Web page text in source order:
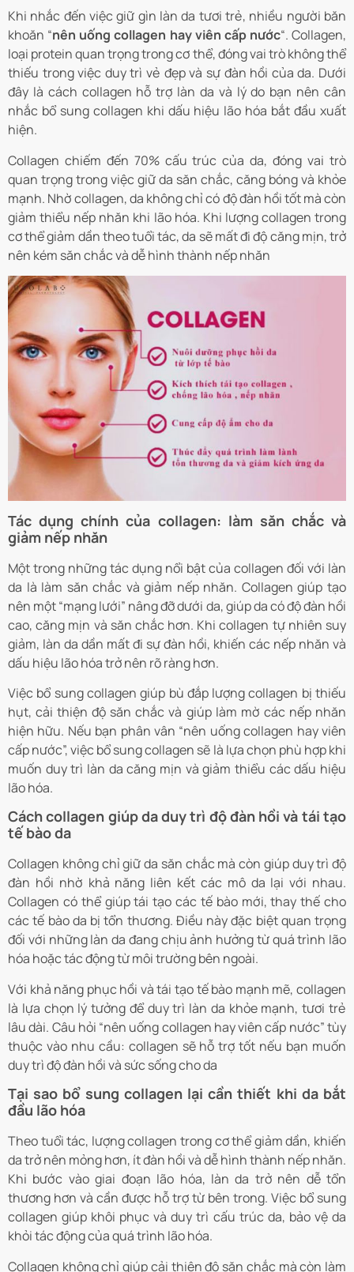
Khi nhắc đến việc giữ gìn làn da tươi trẻ, nhiều người băn
khoăn “nên uống collagen hay viên cấp nước“. Collagen,
loại protein quan trọng trong cơ thể, đóng vai trò không thể
thiếu trong việc duy trì vẻ đẹp và sự đàn hồi của da. Dưới
đây là cách collagen hỗ trợ làn da và lý do bạn nên cân
nhắc bổ sung collagen khi dấu hiệu lão hóa bắt đầu xuất
hiện.
Collagen chiếm đến 70% cấu trúc của da, đóng vai trò
quan trọng trong việc giữ da săn chắc, căng bóng và khỏe
mạnh. Nhờ collagen, da không chỉ có độ đàn hồi tốt mà còn
giảm thiểu nếp nhăn khi lão hóa. Khi lượng collagen trong
cơ thể giảm dần theo tuổi tác, da sẽ mất đi độ căng mịn, trở
nên kém săn chắc và dễ hình thành nếp nhăn
Tác dụng chính của collagen: làm săn chắc và
giảm nếp nhăn
Một trong những tác dụng nổi bật của collagen đối với làn
da là làm săn chắc và giảm nếp nhăn. Collagen giúp tạo
nên một “mạng lưới” nâng đỡ dưới da, giúp da có độ đàn hồi
cao, căng mịn và săn chắc hơn. Khi collagen tự nhiên suy
giảm, làn da dần mất đi sự đàn hồi, khiến các nếp nhăn và
dấu hiệu lão hóa trở nên rõ ràng hơn.
Việc bổ sung collagen giúp bù đắp lượng collagen bị thiếu
hụt, cải thiện độ săn chắc và giúp làm mờ các nếp nhăn
hiện hữu. Nếu bạn phân vân “nên uống collagen hay viên
cấp nước”, việc bổ sung collagen sẽ là lựa chọn phù hợp khi
muốn duy trì làn da căng mịn và giảm thiểu các dấu hiệu
lão hóa.
Cách collagen giúp da duy trì độ đàn hồi và tái tạo
tế bào da
Collagen không chỉ giữ da săn chắc mà còn giúp duy trì độ
đàn hồi nhờ khả năng liên kết các mô da lại với nhau.
Collagen có thể giúp tái tạo các tế bào mới, thay thế cho
các tế bào da bị tổn thương. Điều này đặc biệt quan trọng
đối với những làn da đang chịu ảnh hưởng từ quá trình lão
hóa hoặc tác động từ môi trường bên ngoài.
Với khả năng phục hồi và tái tạo tế bào mạnh mẽ, collagen
là lựa chọn lý tưởng để duy trì làn da khỏe mạnh, tươi trẻ
lâu dài. Câu hỏi “nên uống collagen hay viên cấp nước” tùy
thuộc vào nhu cầu: collagen sẽ hỗ trợ tốt nếu bạn muốn
duy trì độ đàn hồi và sức sống cho da
Tại sao bổ sung collagen lại cần thiết khi da bắt
đầu lão hóa
Theo tuổi tác, lượng collagen trong cơ thể giảm dần, khiến
da trở nên mỏng hơn, ít đàn hồi và dễ hình thành nếp nhăn.
Khi bước vào giai đoạn lão hóa, làn da trở nên dễ tổn
thương hơn và cần được hỗ trợ từ bên trong. Việc bổ sung
collagen giúp khôi phục và duy trì cấu trúc da, bảo vệ da
khỏi tác động của quá trình lão hóa.
Collagen không chỉ giúp cải thiện độ săn chắc mà còn làm